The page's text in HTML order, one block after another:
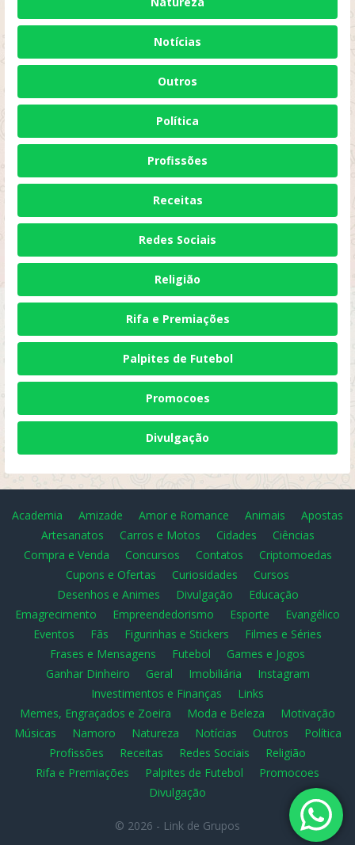
Notícias
Outros
Política
Profissões
Receitas
Redes Sociais
Religião
Rifa e Premiações
Palpites de Futebol
Promocoes
Divulgação
Academia Amizade Amor e Romance Animais
Apostas
Artesanatos
Carros e Motos Cidades
Ciências
Compra e Venda
Concursos Contatos
Criptomoedas
Cupons e Ofertas
Curiosidades
Cursos
Desenhos e Animes
Divulgação
Educação
Emagrecimento
Empreendedorismo Esporte
Evangélico
Eventos
Fãs Figurinhas e Stickers
Filmes e Séries
Frases e Mensagens
Futebol
Games e Jogos
Ganhar Dinheiro
Geral Imobiliária
Instagram
Investimentos e Finanças
Links
Memes, Engraçados e Zoeira
Moda e Beleza
Motivação
Músicas
Namoro Natureza Notícias Outros
Política
Profissões
Receitas Redes Sociais
Religião
Rifa e Premiações
Palpites de Futebol
Promocoes
Divulgação
© 2026 - Link de Grupos